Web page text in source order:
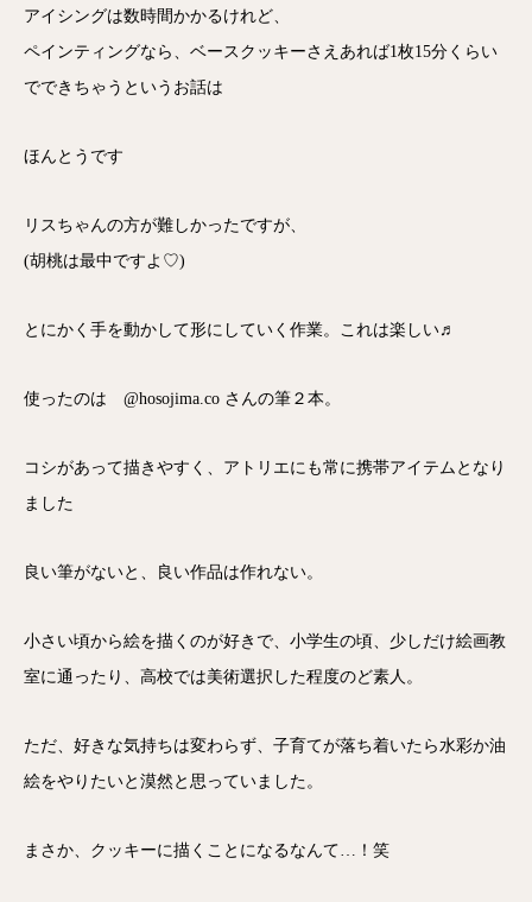
アイシングは数時間かかるけれど、
ペインティングなら、ベースクッキーさえあれば1枚15分くらい
でできちゃうというお話は
ほんとうです
リスちゃんの方が難しかったですが、
(胡桃は最中ですよ♡)
とにかく手を動かして形にしていく作業。これは楽しい♬
使ったのは @hosojima.co さんの筆２本。
コシがあって描きやすく、アトリエにも常に携帯アイテムとなり
ました
良い筆がないと、良い作品は作れない。
小さい頃から絵を描くのが好きで、小学生の頃、少しだけ絵画教
室に通ったり、高校では美術選択した程度のど素人。
ただ、好きな気持ちは変わらず、子育てが落ち着いたら水彩か油
絵をやりたいと漠然と思っていました。
まさか、クッキーに描くことになるなんて…！笑